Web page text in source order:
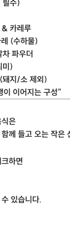
필수)
& 카레루
(수하물)
파우더
미)
돼지/소 제외)
이 이어지는 구성”
은
께 들고 오는 작은
하면
있습니다.